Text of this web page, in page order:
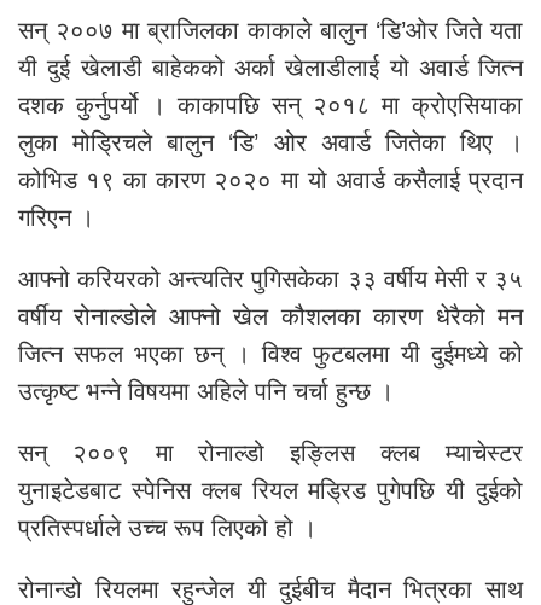
सन् २००७ मा ब्राजिलका काकाले बालुन ‘डि’ओर जिते यता
यी दुई खेलाडी बाहेकको अर्का खेलाडीलाई यो अवार्ड जित्न
दशक कुर्नुपर्यो । काकापछि सन् २०१८ मा क्रोएसियाका
लुका मोड्रिचले बालुन ‘डि’ ओर अवार्ड जितेका थिए ।
कोभिड १९ का कारण २०२० मा यो अवार्ड कसैलाई प्रदान
गरिएन ।
आफ्नो करियरको अन्त्यतिर पुगिसकेका ३३ वर्षीय मेसी र ३५
वर्षीय रोनाल्डोले आफ्नो खेल कौशलका कारण धेरैको मन
जित्न सफल भएका छन् । विश्व फुटबलमा यी दुईमध्ये को
उत्कृष्ट भन्ने विषयमा अहिले पनि चर्चा हुन्छ ।
सन् २००९ मा रोनाल्डो इङ्लिस क्लब म्याचेस्टर
युनाइटेडबाट स्पेनिस क्लब रियल मड्रिड पुगेपछि यी दुईको
प्रतिस्पर्धाले उच्च रूप लिएको हो ।
रोनान्डो रियलमा रहुन्जेल यी दुईबीच मैदान भित्रका साथ